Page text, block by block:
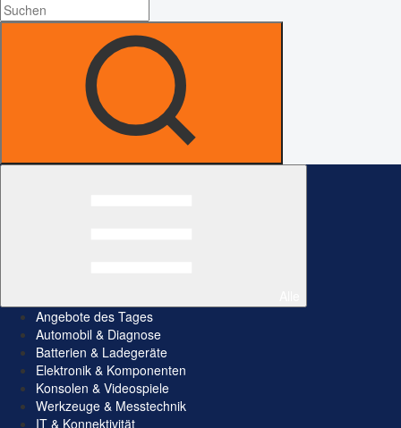
Angebote des Tages
Automobil & Diagnose
Batterien & Ladegeräte
Elektronik & Komponenten
Konsolen & Videospiele
Werkzeuge & Messtechnik
IT & Konnektivität